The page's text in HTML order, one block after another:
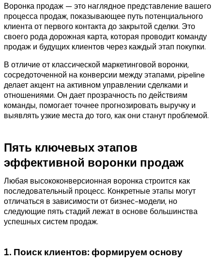
Воронка продаж — это наглядное представление вашего
процесса продаж, показывающее путь потенциального
клиента от первого контакта до закрытой сделки. Это
своего рода дорожная карта, которая проводит команду
продаж и будущих клиентов через каждый этап покупки.
В отличие от классической маркетинговой воронки,
сосредоточенной на конверсии между этапами, pipeline
делает акцент на активном управлении сделками и
отношениями. Он дает прозрачность по действиям
команды, помогает точнее прогнозировать выручку и
выявлять узкие места до того, как они станут проблемой.
Пять ключевых этапов
эффективной воронки продаж
Любая высококонверсионная воронка строится как
последовательный процесс. Конкретные этапы могут
отличаться в зависимости от бизнес-модели, но
следующие пять стадий лежат в основе большинства
успешных систем продаж.
1. Поиск клиентов: формируем основу